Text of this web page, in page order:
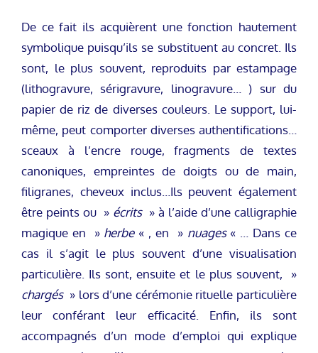
De ce fait ils acquièrent une fonction hautement
symbolique puisqu’ils se substituent au concret. Ils
sont, le plus souvent, reproduits par estampage
(lithogravure, sérigravure, linogravure… ) sur du
papier de riz de diverses couleurs. Le support, lui-
même, peut comporter diverses authentifications…
sceaux à l’encre rouge, fragments de textes
canoniques, empreintes de doigts ou de main,
filigranes, cheveux inclus…Ils peuvent également
être peints ou » écrits» à l’aide d’une calligraphie
magique en » herbe« , en » nuages« … Dans ce
cas il s’agit le plus souvent d’une visualisation
particulière. Ils sont, ensuite et le plus souvent, »
chargés» lors d’une cérémonie rituelle particulière
leur conférant leur efficacité. Enfin, ils sont
accompagnés d’un mode d’emploi qui explique